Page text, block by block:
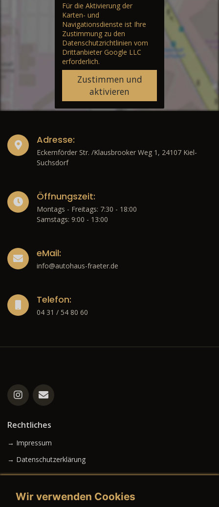
Für die Aktivierung der
Karten- und
Navigationsdienste ist Ihre
Zustimmung zu den
Datenschutzrichtlinien vom
Drittanbieter Google LLC
erforderlich.
Zustimmen und
aktivieren
Adresse:
Eckernförder Str. /Klausbrooker Weg 1, 24107 Kiel-
Suchsdorf
Öffnungszeit:
Montags - Freitags: 7:30 - 18:00
Samstags: 9:00 - 13:00
eMail:
info@autohaus-fraeter.de
Telefon:
04 31 / 54 80 60
Rechtliches
→ Impressum
→ Datenschutzerklärung
Wir verwenden Cookies